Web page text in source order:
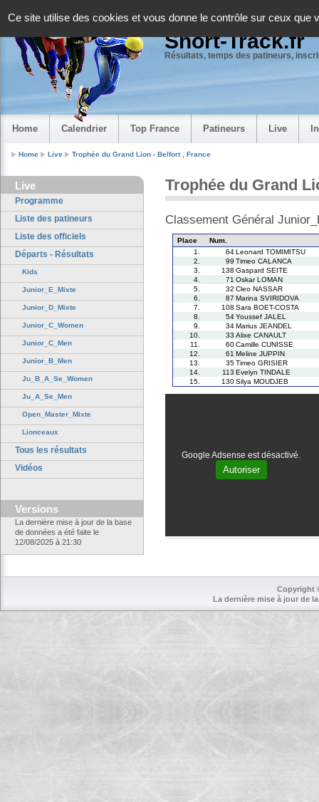
Ce site utilise des cookies et vous donne le contrôle sur ceux que
Short-Track.fr
Résultats, temps des patineurs,
Home Calendrier Top France Patineurs Live
Home Live Trophée du Grand Lion - Belfort , France
Live
Programme
Liste des patineurs
Liste des officiels
Départs - Résultats
Kids
Junior_E_Mixte
Junior_D_Mixte
Junior_C_Women
Junior_C_Men
Junior_B_Men
Ju_B_A_Se_Women
Ju_A_Se_Men
Open_Master_Mixte
Lionceaux
Tous les résultats
Vidéos
Versions
La dernière mise à jour de la base
de données a été faite le
12/08/2025 à 21:30
Trophée du Grand
Classement Général
Place
Num.
1.
64Leonard TOMIMITSU
2.
99 Timeo CALANCA
3.
138 Gaspard SEITE
4.
71 Oskar LOMAN
5.
32 Cleo NASSAR
6.
87 Marina SVIRIDOVA
7.
108 Sara BOET-COSTA
8.
54Youssef JALEL
9.
34Marius JEANDEL
10.
33 Alixe CANAULT
11.
60Camille CUNISSE
12.
61 Meline JUPPIN
13.
35Timeo GRISIER
14.
113 Evelyn TINDALE
15.
130Silya MOUDJEB
Google Adsense est désactivé.
Autoriser
Copyright
La dernière mise à jour de